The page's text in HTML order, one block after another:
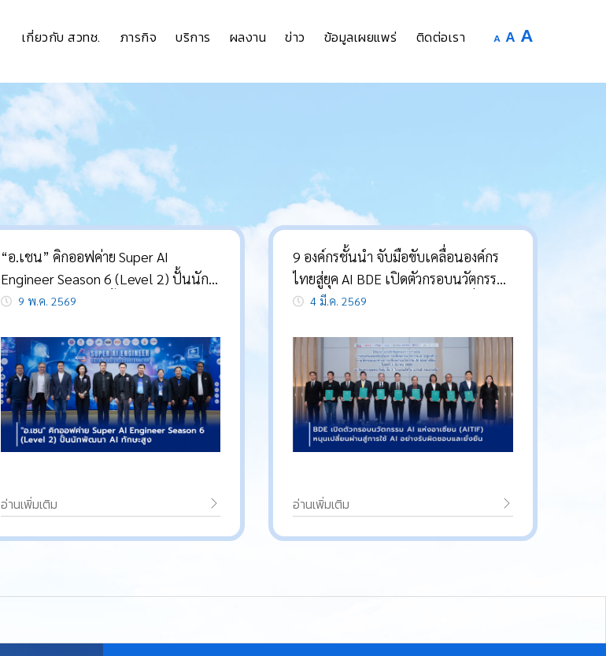
เกี่ยวกับ สวทช. ภารกิจ บริการ ผลงาน ข่าว ข้อมูลเผยแพร่ ติดต่อเรา A Decrease
A Reset
size.
A
size.
“อ.เชน” คิกออฟค่าย Super AI
Engineer Season 6 (Level 2) ปั้นนัก
พัฒนา AI ทักษะสูง ตั้งเป้าคนไทย 1 ใน
“ผู้ใช้” สู่ “ผู้สร้าง”
9 พ.ค. 2569
อ่านเพิ่มเติม
9 องค์กรชั้นนำ จับมือขับเคลื่อนองค์กร
ไทยสู่ยุค AI BDE เปิดตัวกรอบนวัตกรรม
AI แห่งอาเซียน (AITIF) หนุนเปลี่ยน
4 มี.ค. 2569
อ่านเพิ่มเติม